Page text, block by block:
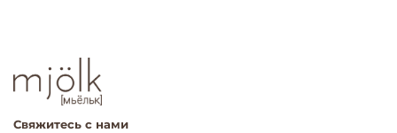
Свяжитесь с нами